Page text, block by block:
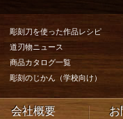
彫刻刀を使った作品レシピ
道刃物ニュース
商品カタログ一覧
彫刻のじかん（学校向け）
会社概要 お